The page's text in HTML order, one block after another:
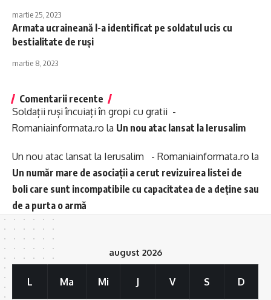
martie 25, 2023
Armata ucraineană l-a identificat pe soldatul ucis cu
bestialitate de ruși
martie 8, 2023
Comentarii recente
Soldații ruși încuiați în gropi cu gratii -
Romaniainformata.ro la Un nou atac lansat la Ierusalim
Un nou atac lansat la Ierusalim - Romaniainformata.ro la
Un număr mare de asociații a cerut revizuirea listei de
boli care sunt incompatibile cu capacitatea de a deține sau
de a purta o armă
august 2026
L Ma Mi J V S D